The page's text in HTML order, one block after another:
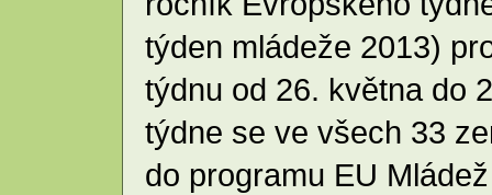
týden mládeže 2013)
týdnu od 26. května do
týdne se ve všech 33
do programu EU